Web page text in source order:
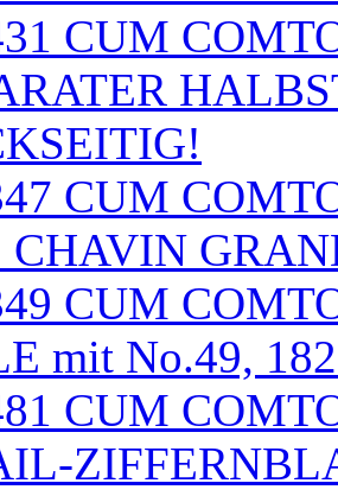
CUM
CUM
CHAVIN
CUM
mit No.49,
CUM